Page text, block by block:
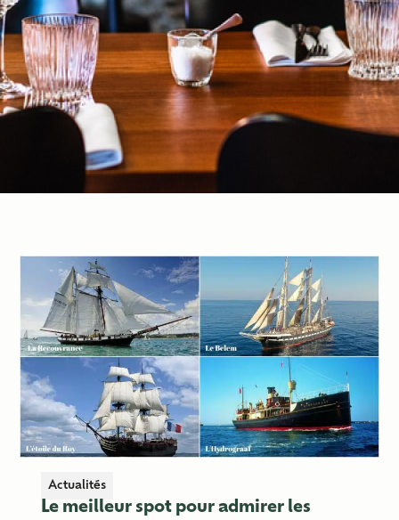
Actualités
Le meilleur spot pour admirer les